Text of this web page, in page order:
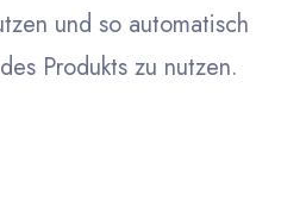
und so automatisch
Produkts zu nutzen.